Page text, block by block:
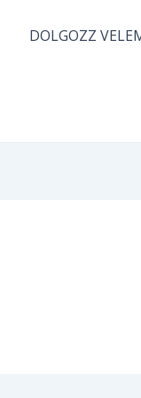
DOLGOZZ